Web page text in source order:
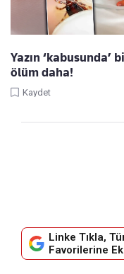
Yazın ‘kabusunda’
ölüm daha!
Kaydet
Linke Tıkla,
Favorilerine